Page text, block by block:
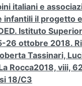
italiani e
infantili il progetto
Istituto
26 ottobre 2018.
Tassinari,
Rocca2018, viii,
18/C3